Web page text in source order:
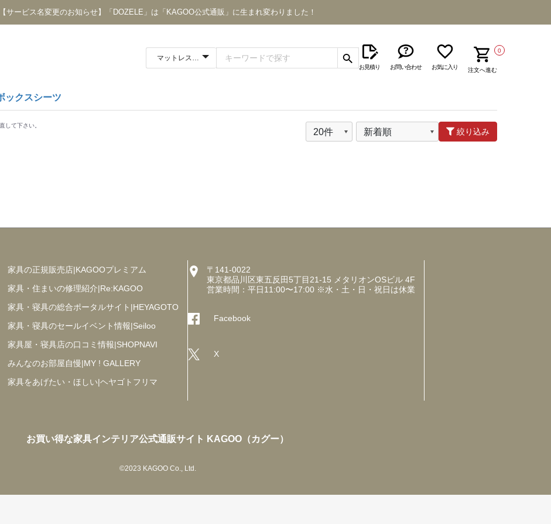
【サービス名変更のお知らせ】「DOZELE」は「KAGOO公式通販」に生まれ変わりました！
お見積り お問い合わせ お気に入り
0
注文へ進む
ックスシーツ
して下さい。
絞り込み
家具の正規販売店|KAGOOプレミアム
家具・住まいの修理紹介|Re:KAGOO
家具・寝具の総合ポータルサイト|HEYAGOTO
家具・寝具のセールイベント情報|Seiloo
家具屋・寝具店の口コミ情報|SHOPNAVI
みんなのお部屋自慢|MY ! GALLERY
家具をあげたい・ほしい|ヘヤゴトフリマ
〒141-0022
東京都品川区東五反田5丁目21-15 メタリオンOSビル 4F
営業時間：平日11:00〜17:00 ※水・土・日・祝日は休業
Facebook
X
お買い得な家具インテリア公式通販サイト KAGOO（カグー）
©2023 KAGOO Co., Ltd.